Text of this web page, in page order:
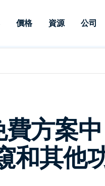
補程式、自動
的可見度和控制
監控、管理和保
使 Intune 如虎添
風險與合規
RDP/VPN 替代產
VDI / DaaS替代
價格 資源
競爭產品比較
資料表
示範影片
網路研討會
公司
獎項
方案中
和其他